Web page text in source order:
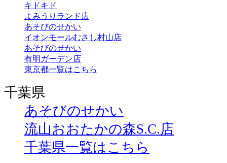
キドキド
よみうりランド店
あそびのせかい
イオンモールむさし村山店
あそびのせかい
有明ガーデン店
東京都一覧はこちら
千葉県
あそびのせかい
流山おおたかの森S.C.店
千葉県一覧はこちら